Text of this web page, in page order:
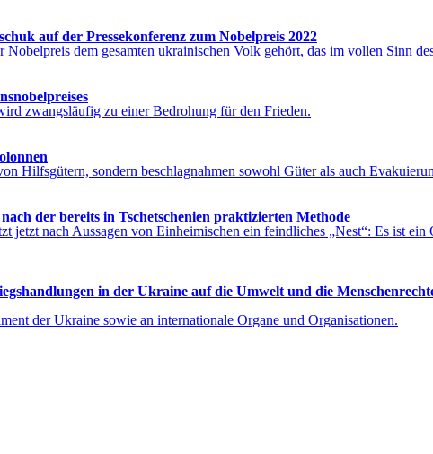
auf der Pressekonferenz zum Nobelpreis 2022
dem gesamten ukrainischen Volk gehört, das im vollen Sinn
zwangsläufig zu einer Bedrohung für den Frieden.
Hilfsgütern, sondern beschlagnahmen sowohl Güter als auch
der bereits in Tschetschenien praktizierten Methode
jetzt nach Aussagen von Einheimischen ein feindliches „Nest“: Es ist
in der Ukraine auf die Umwelt und die
der Ukraine sowie an internationale Organe und Organisationen.